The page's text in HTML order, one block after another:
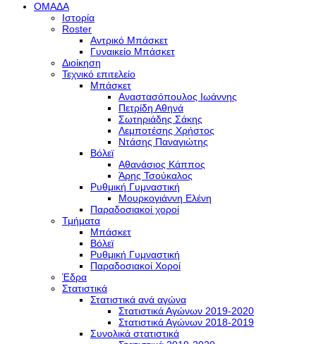
ΟΜΑΔΑ
Ιστορία
Roster
Αντρικό Μπάσκετ
Γυναικείο Μπάσκετ
Διοίκηση
Τεχνικό επιτελείο
Μπάσκετ
Αναστασόπουλος Ιωάννης
Πετρίδη Αθηνά
Σωτηριάδης Σάκης
Λεμποτέσης Χρήστος
Ντάσης Παναγιώτης
Βόλεϊ
Αθανάσιος Κάππος
Άρης Τσούκαλος
Ρυθμική Γυμναστική
Μουρκογιάννη Ελένη
Παραδοσιακοί χοροί
Τμήματα
Μπάσκετ
Βόλεϊ
Ρυθμική Γυμναστική
Παραδοσιακοί Χοροί
Έδρα
Στατιστικά
Στατιστικά ανά αγώνα
Στατιστικά Αγώνων 2019-2020
Στατιστικά Αγώνων 2018-2019
Συνολικά στατιστικά